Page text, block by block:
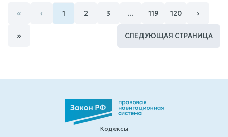
« ‹ 1 2 3 … 119 120 ›
» СЛЕДУЮЩАЯ СТРАНИЦА
Кодексы